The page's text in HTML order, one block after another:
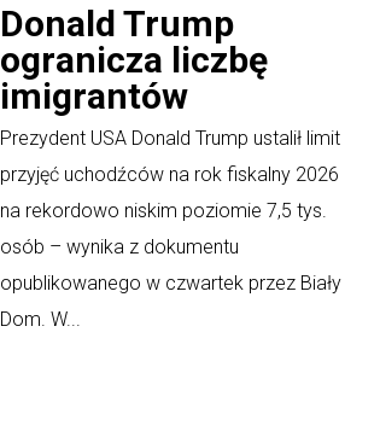
Donald Trump
ogranicza liczbę
imigrantów
Prezydent USA Donald Trump ustalił limit
przyjęć uchodźców na rok fiskalny 2026
na rekordowo niskim poziomie 7,5 tys.
osób – wynika z dokumentu
opublikowanego w czwartek przez Biały
Dom. W...